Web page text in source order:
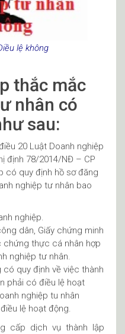
lệ không
thắc mắc
nhân có
sau:
20 Luật Doanh nghiệp
định 78/2014/NĐ – CP
có quy định hồ sơ đăng
nghiệp tư nhân bao
nghiệp.
dân, Giấy chứng minh
chứng thực cá nhân hợp
nghiệp tư nhân.
có quy định về việc thành
phải có điều lệ hoạt
nghiệp tu nhân
lệ hoạt động.
cấp dịch vụ thành lập